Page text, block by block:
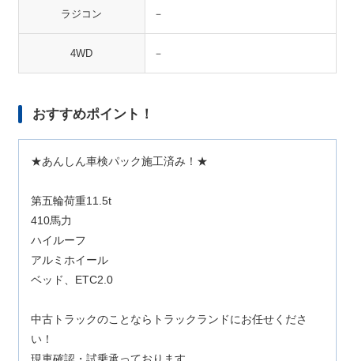
ラジコン －
4WD －
おすすめポイント！
★あんしん車検パック施工済み！★
第五輪荷重11.5t
410馬力
ハイルーフ
アルミホイール
ベッド、ETC2.0
中古トラックのことならトラックランドにお任せくださ
い！